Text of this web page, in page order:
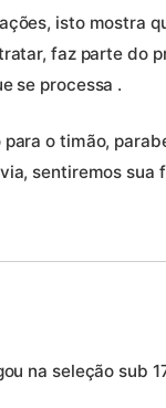
isto mostra
faz parte do
se processa .
o timão,
sentiremos sua
na seleção sub